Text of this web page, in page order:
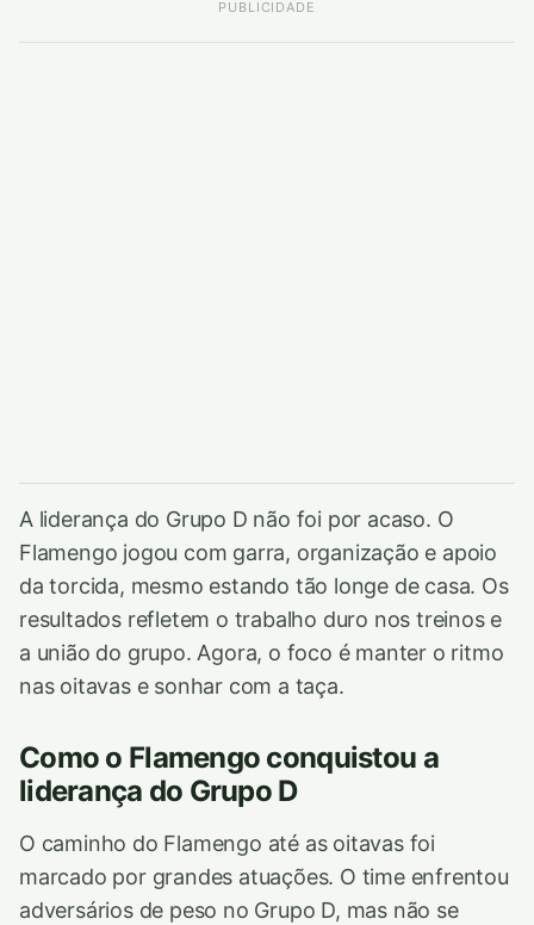
PUBLICIDADE
A liderança do Grupo D não foi por acaso. O
Flamengo jogou com garra, organização e apoio
da torcida, mesmo estando tão longe de casa. Os
resultados refletem o trabalho duro nos treinos e
a união do grupo. Agora, o foco é manter o ritmo
nas oitavas e sonhar com a taça.
Como o Flamengo conquistou a
liderança do Grupo D
O caminho do Flamengo até as oitavas foi
marcado por grandes atuações. O time enfrentou
adversários de peso no Grupo D, mas não se